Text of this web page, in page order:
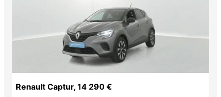
Renault Captur, 14 290 €